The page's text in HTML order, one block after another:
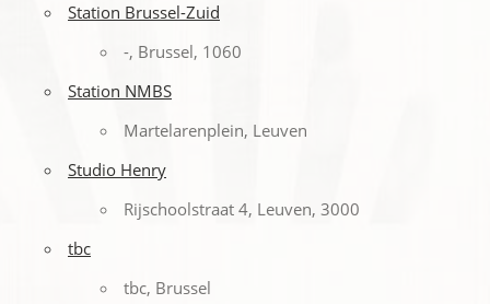
Station Brussel-Zuid
-, Brussel, 1060
Station NMBS
Martelarenplein, Leuven
Studio Henry
Rijschoolstraat 4, Leuven, 3000
tbc
tbc, Brussel